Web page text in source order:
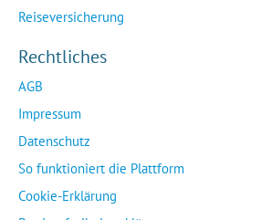
Reiseversicherung
Rechtliches
AGB
Impressum
Datenschutz
So funktioniert die Plattform
Cookie-Erklärung